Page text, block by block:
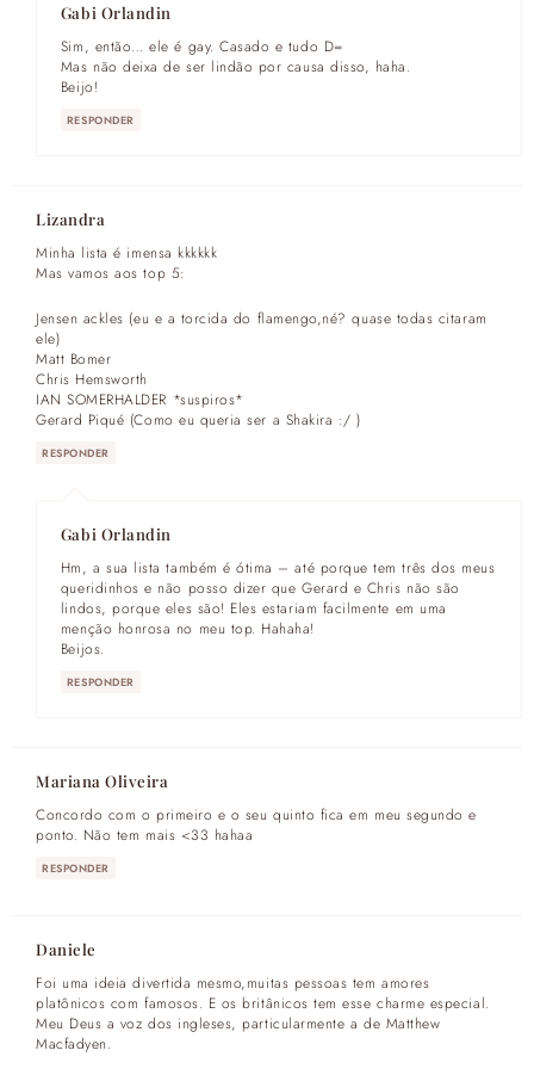
Gabi Orlandin
Sim, então… ele é gay. Casado e tudo D=
Mas não deixa de ser lindão por causa disso, haha.
Beijo!
RESPONDER
Lizandra
Minha lista é imensa kkkkkk
Mas vamos aos top 5:
Jensen ackles (eu e a torcida do flamengo,né? quase todas citaram
ele)
Matt Bomer
Chris Hemsworth
IAN SOMERHALDER *suspiros*
Gerard Piqué (Como eu queria ser a Shakira :/ )
RESPONDER
Gabi Orlandin
Hm, a sua lista também é ótima – até porque tem três dos meus
queridinhos e não posso dizer que Gerard e Chris não são
lindos, porque eles são! Eles estariam facilmente em uma
menção honrosa no meu top. Hahaha!
Beijos.
RESPONDER
Mariana Oliveira
Concordo com o primeiro e o seu quinto fica em meu segundo e
ponto. Não tem mais <33 hahaa
RESPONDER
Daniele
Foi uma ideia divertida mesmo,muitas pessoas tem amores
platônicos com famosos. E os britânicos tem esse charme especial.
Meu Deus a voz dos ingleses, particularmente a de Matthew
Macfadyen.